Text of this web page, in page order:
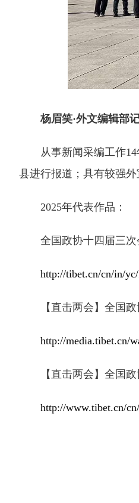
杨眉笑·外文编辑部
从事新闻采编工作14
县进行报道；具有较强
2025年代表作品：
全国政协十四届三次
http://tibet.cn/cn/in/
【直击两会】全国政
http://media.tibet.cn/
【直击两会】全国政
http://www.tibet.cn/